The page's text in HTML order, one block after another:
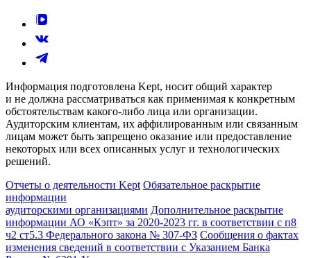
Информация подготовлена Kept, носит общий характер
и не должна рассматриваться как применимая к конкретным
обстоятельствам какого-либо лица или организации.
Аудиторским клиентам, их аффилированным или связанным
лицам может быть запрещено оказание или предоставление
некоторых или всех описанных услуг и технологических
решений.
Отчеты о деятельности Kept Обязательное раскрытие
информации
аудиторскими организациями Дополнительное раскрытие
информации АО «Кэпт» за 2020-2023 гг. в соответствии с п8
ч2 ст5.3 Федерального закона № 307-ФЗ Сообщения о фактах
изменения сведений в соответствии с Указанием Банка